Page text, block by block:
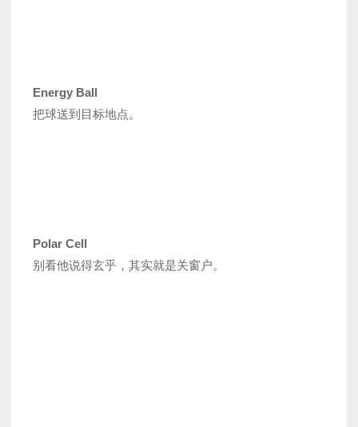
Energy Ball
把球送到目标地点。
Polar Cell
别看他说得玄乎，其实就是关窗户。